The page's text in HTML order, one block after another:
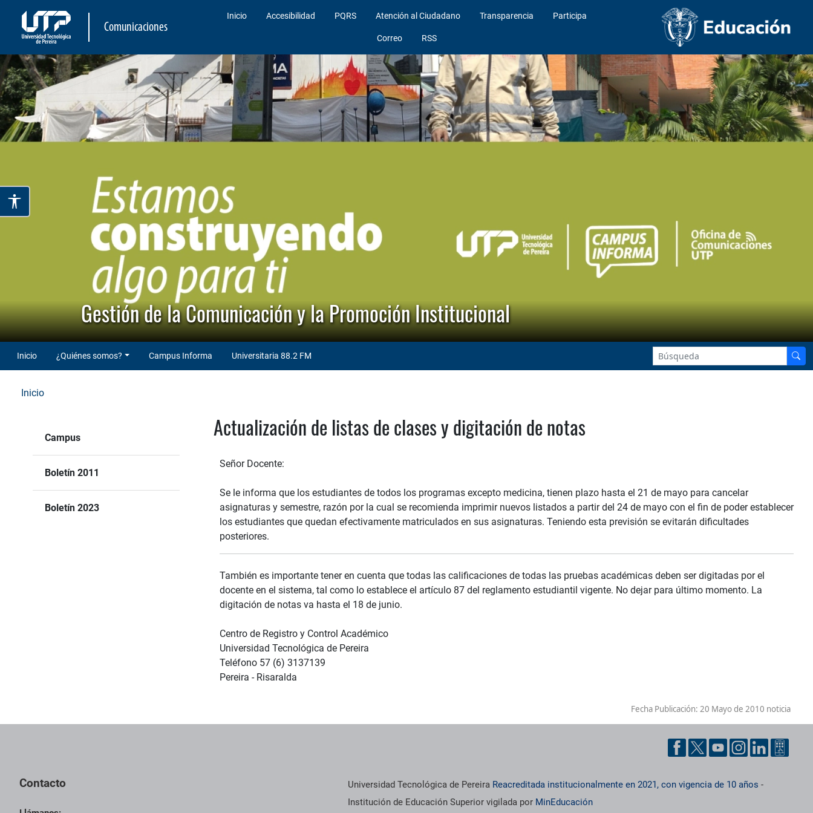
Comunicaciones
Inicio Accesibilidad PQRS Atención al Ciudadano Transparencia Participa
Correo RSS
Gestión de la Comunicación y la Promoción Institucional
Inicio ¿Quiénes somos? Campus Informa Universitaria 88.2 FM
Inicio
Campus
Boletín 2011
Boletín 2023
Actualización de listas de clases y digitación de notas
Señor Docente:
Se le informa que los estudiantes de todos los programas excepto medicina, tienen plazo hasta el 21 de mayo para cancelar
asignaturas y semestre, razón por la cual se recomienda imprimir nuevos listados a partir del 24 de mayo con el fin de poder establecer
los estudiantes que quedan efectivamente matriculados en sus asignaturas. Teniendo esta previsión se evitarán dificultades
posteriores.
También es importante tener en cuenta que todas las calificaciones de todas las pruebas académicas deben ser digitadas por el
docente en el sistema, tal como lo establece el artículo 87 del reglamento estudiantil vigente. No dejar para último momento. La
digitación de notas va hasta el 18 de junio.
Centro de Registro y Control Académico
Universidad Tecnológica de Pereira
Teléfono 57 (6) 3137139
Pereira - Risaralda
Fecha Publicación: 20 Mayo de 2010 noticia
Contacto Universidad Tecnológica de Pereira Reacreditada institucionalmente en 2021, con vigencia de 10 años -
Institución de Educación Superior vigilada por MinEducación